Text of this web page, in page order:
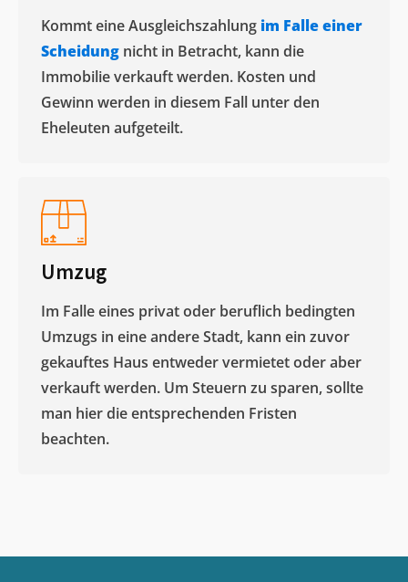
Kommt eine Ausgleichszahlung im Falle einer
Scheidung nicht in Betracht, kann die
Immobilie verkauft werden. Kosten und
Gewinn werden in diesem Fall unter den
Eheleuten aufgeteilt.​
Umzug
Im Falle eines privat oder beruflich bedingten
Umzugs in eine andere Stadt, kann ein zuvor
gekauftes Haus entweder vermietet oder aber
verkauft werden. Um Steuern zu sparen, sollte
man hier die entsprechenden Fristen
beachten.